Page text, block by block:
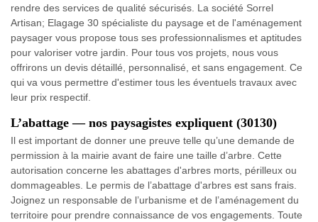
rendre des services de qualité sécurisés. La société Sorrel
Artisan; Elagage 30 spécialiste du paysage et de l'aménagement
paysager vous propose tous ses professionnalismes et aptitudes
pour valoriser votre jardin. Pour tous vos projets, nous vous
offrirons un devis détaillé, personnalisé, et sans engagement. Ce
qui va vous permettre d'estimer tous les éventuels travaux avec
leur prix respectif.
L’abattage — nos paysagistes expliquent (30130)
Il est important de donner une preuve telle qu’une demande de
permission à la mairie avant de faire une taille d’arbre. Cette
autorisation concerne les abattages d'arbres morts, périlleux ou
dommageables. Le permis de l’abattage d'arbres est sans frais.
Joignez un responsable de l’urbanisme et de l’aménagement du
territoire pour prendre connaissance de vos engagements. Toute